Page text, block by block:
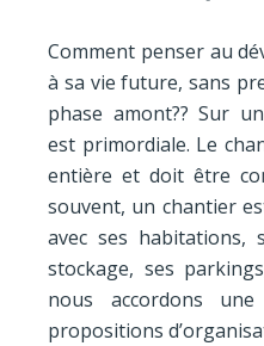
Comment penser au
à sa vie future, sans
phase amont?? Sur
est primordiale. Le
entière et doit être
souvent, un chantier
avec ses habitations,
stockage, ses
nous accordons
propositions